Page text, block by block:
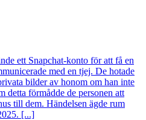
ett Snapchat-konto för att få en
med en tjej. De hotade
bilder av honom om han inte
detta förmådde de personen att
till dem. Händelsen ägde rum
[...]